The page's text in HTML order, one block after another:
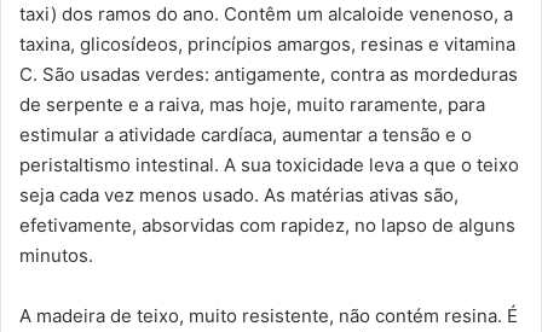
taxi) dos ramos do ano. Contêm um alcaloide venenoso, a
taxina, glicosídeos, princípios amargos, resinas e vitamina
C. São usadas verdes: antigamente, contra as mordeduras
de serpente e a raiva, mas hoje, muito raramente, para
estimular a atividade cardíaca, aumentar a tensão e o
peristaltismo intestinal. A sua toxicidade leva a que o teixo
seja cada vez menos usado. As matérias ativas são,
efetivamente, absorvidas com rapidez, no lapso de alguns
minutos.
A madeira de teixo, muito resistente, não contém resina. É